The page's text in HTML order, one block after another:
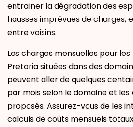
entraîner la dégradation des
hausses imprévues de charges,
entre voisins.
Les charges mensuelles pour
Pretoria situées dans des
peuvent aller de quelques
par mois selon le domaine et
proposés. Assurez-vous de les
calculs de coûts mensuels